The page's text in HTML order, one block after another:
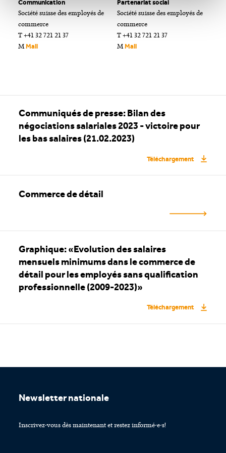
Communication
Société suisse des employés de
commerce
T +41 32 721 21 37
MMail
Partenariat social
Société suisse des employés de
commerce
T +41 32 721 21 37
MMail
Communiqués de presse: Bilan des
négociations salariales 2023 - victoire pour
les bas salaires (21.02.2023)
Téléchargement
Commerce de détail
Graphique: «Evolution des salaires
mensuels minimums dans le commerce de
détail pour les employés sans qualification
professionnelle (2009-2023)»
Téléchargement
Newsletter nationale
Inscrivez-vous dès maintenant et restez informé-e-s!